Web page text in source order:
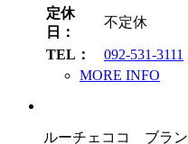
定休
日：
不定休
TEL：
092-531-3111
MORE INFO
ルーチェココ ブラン